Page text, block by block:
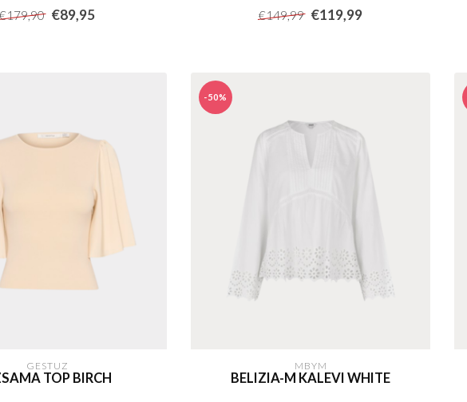
€179,90 €89,95 €149,99 €119,99
GESTUZ
TOP BIRCH
-50%
MBYM
BELIZIA-M KALEVI WHITE